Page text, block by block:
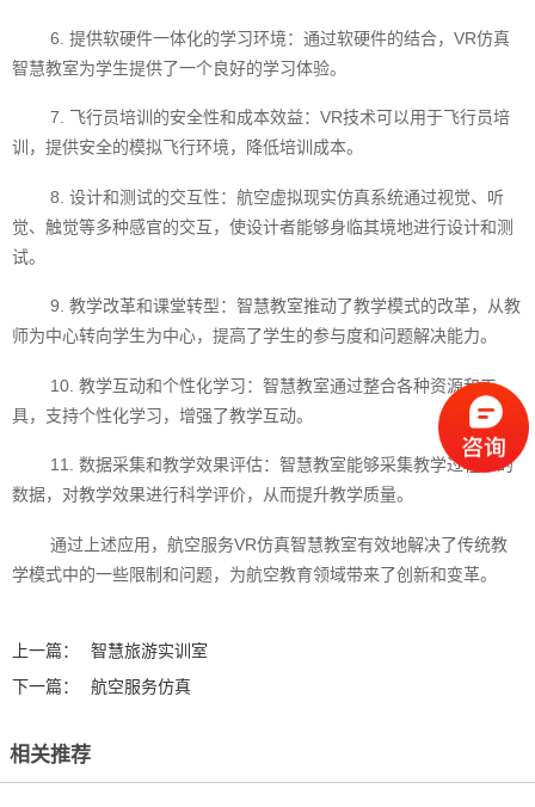
6. 提供软硬件一体化的学习环境：通过软硬件的结合，VR仿真
智慧教室为学生提供了一个良好的学习体验。
7. 飞行员培训的安全性和成本效益：VR技术可以用于飞行员培
训，提供安全的模拟飞行环境，降低培训成本。
8. 设计和测试的交互性：航空虚拟现实仿真系统通过视觉、听
觉、触觉等多种感官的交互，使设计者能够身临其境地进行设计和测
试。
9. 教学改革和课堂转型：智慧教室推动了教学模式的改革，从教
师为中心转向学生为中心，提高了学生的参与度和问题解决能力。
10. 教学互动和个性化学习：智慧教室通过整合各种资源和工
具，支持个性化学习，增强了教学互动。
11. 数据采集和教学效果评估：智慧教室能够采集教学过程中的
数据，对教学效果进行科学评价，从而提升教学质量。
通过上述应用，航空服务VR仿真智慧教室有效地解决了传统教
学模式中的一些限制和问题，为航空教育领域带来了创新和变革。‍
上一篇：
智慧旅游实训室
下一篇：
航空服务仿真
相关推荐